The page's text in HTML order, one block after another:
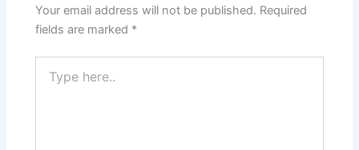
Your email address will not be published. Required
fields are marked *
here..